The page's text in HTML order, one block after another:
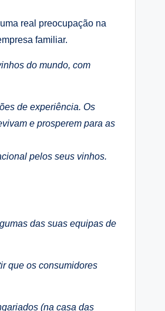
real preocupação na
familiar.
do mundo, com
de experiência. Os
e prosperem para as
pelos seus vinhos.
das suas equipas de
que os consumidores
(na casa das